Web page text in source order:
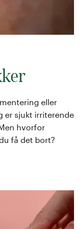
eller
er sjukt irriterende
hvorfor
få det bort?